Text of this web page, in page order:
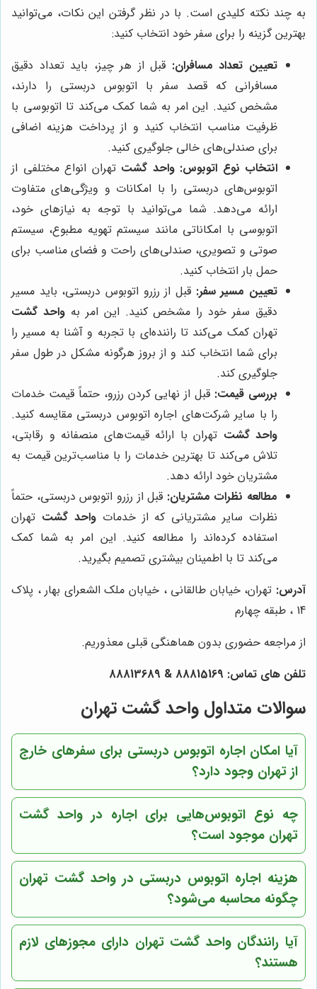
به چند نکته کلیدی است. با در نظر گرفتن این نکات، می‌توانید
بهترین گزینه را برای سفر خود انتخاب کنید:
تعیین تعداد مسافران: قبل از هر چیز، باید تعداد دقیق
مسافرانی که قصد سفر با اتوبوس دربستی را دارند،
مشخص کنید. این امر به شما کمک می‌کند تا اتوبوسی با
ظرفیت مناسب انتخاب کنید و از پرداخت هزینه اضافی
برای صندلی‌های خالی جلوگیری کنید.
انتخاب نوع اتوبوس: واحد گشت تهران انواع مختلفی از
اتوبوس‌های دربستی را با امکانات و ویژگی‌های متفاوت
ارائه می‌دهد. شما می‌توانید با توجه به نیازهای خود،
اتوبوسی با امکاناتی مانند سیستم تهویه مطبوع، سیستم
صوتی و تصویری، صندلی‌های راحت و فضای مناسب برای
حمل بار انتخاب کنید.
تعیین مسیر سفر: قبل از رزرو اتوبوس دربستی، باید مسیر
دقیق سفر خود را مشخص کنید. این امر بهواحد گشت
تهران کمک می‌کند تا راننده‌ای با تجربه و آشنا به مسیر را
برای شما انتخاب کند و از بروز هرگونه مشکل در طول سفر
جلوگیری کند.
بررسی قیمت: قبل از نهایی کردن رزرو، حتماً قیمت خدمات
را با سایر شرکت‌های اجاره اتوبوس دربستی مقایسه کنید.
واحد گشت تهران با ارائه قیمت‌های منصفانه و رقابتی،
تلاش می‌کند تا بهترین خدمات را با مناسب‌ترین قیمت به
مشتریان خود ارائه دهد.
مطالعه نظرات مشتریان: قبل از رزرو اتوبوس دربستی، حتماً
نظرات سایر مشتریانی که از خدماتواحد گشت تهران
استفاده کرده‌اند را مطالعه کنید. این امر به شما کمک
می‌کند تا با اطمینان بیشتری تصمیم بگیرید.
آدرس: تهران، خیابان طالقانی ، خیابان ملک الشعرای بهار ، پلاک
14 ، طبقه چهارم
از مراجعه حضوری بدون هماهنگی قبلی معذوریم.
تلفن های تماس: 88815169
&
88813689
سوالات متداول واحد گشت تهران
آیا امکان اجاره اتوبوس دربستی برای سفرهای خارج
از تهران وجود دارد؟
چه نوع اتوبوس‌هایی برای اجاره در واحد گشت
تهران موجود است؟
هزینه اجاره اتوبوس دربستی در واحد گشت تهران
چگونه محاسبه می‌شود؟
آیا رانندگان واحد گشت تهران دارای مجوزهای لازم
هستند؟